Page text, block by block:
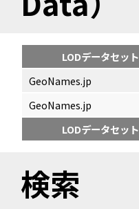
LODデータセット
GeoNames.jp
GeoNames.jp
LODデータセット
検索